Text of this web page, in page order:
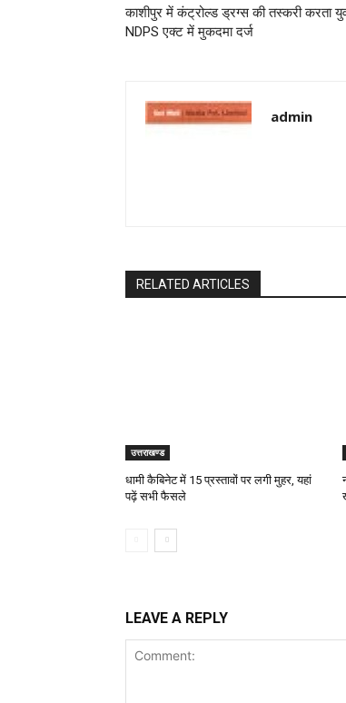
काशीपुर में कंट्रोल्ड ड्रग्स की तस्करी करता
NDPS एक्ट में मुकदमा दर्ज
admin
RELATED ARTICLES
उत्तराखण्ड
धामी कैबिनेट में 15 प्रस्तावों पर लगी मुहर, यहां
पढ़ें सभी फैसले
LEAVE A REPLY